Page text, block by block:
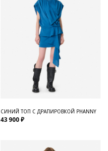
СИНИЙ ТОП С ДРАПИРОВКОЙ PHANNY
43 900 ₽